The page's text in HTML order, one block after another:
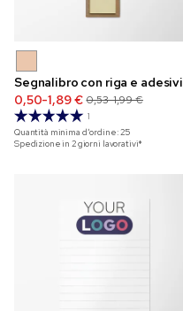
Segnalibro con riga e adesivi
0,50-1,89 € 0,53-1,99 €
1
Quantità minima d'ordine:25
Spedizione in 2 giorni lavorativi*